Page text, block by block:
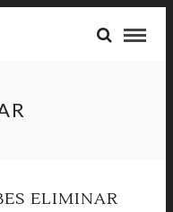
ELIMINAR